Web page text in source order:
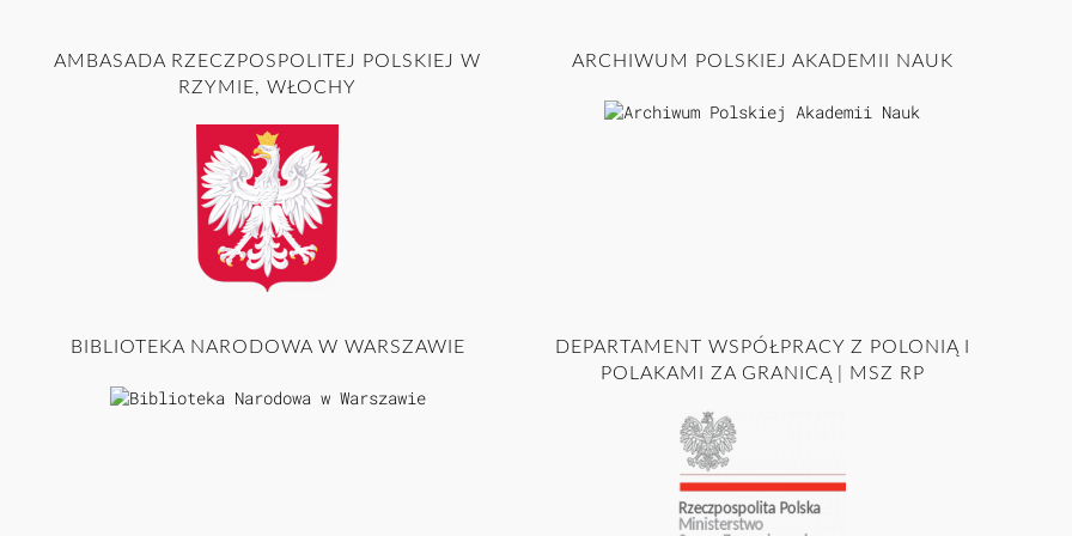
AMBASADA RZECZPOSPOLITEJ POLSKIEJ W
RZYMIE, WŁOCHY
ARCHIWUM POLSKIEJ AKADEMII NAUK
BIBLIOTEKA NARODOWA W WARSZAWIE
DEPARTAMENT WSPÓŁPRACY Z POLONIĄ I
POLAKAMI ZA GRANICĄ | MSZ RP